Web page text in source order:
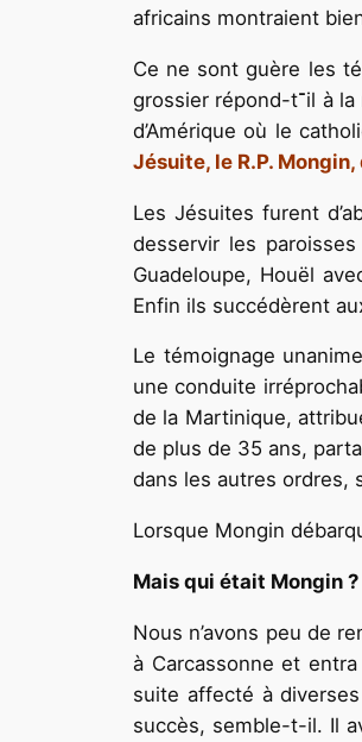
africains montraient
Ce ne sont guère les
grossier répond-t־il à la réalité ? Il est permis d’en douter lorsqu’on considère, qu’aujourd’hui en­core, les Antilles Françaises sont un des pays
d’Amérique où le
Jésuite, le R.P.
Les Jésuites furent
desservir les
Guadeloupe, Houël
Enfin ils succédèrent
Le témoignage
une conduite
de la Marti­nique,
de plus de 35 ans,
dans les autres ordres,
Lorsque Mongin
Mais qui était Mongin ?
Nous n’avons peu de
à Carcassonne et
suite affecté à
succès, semble-t-il. Il